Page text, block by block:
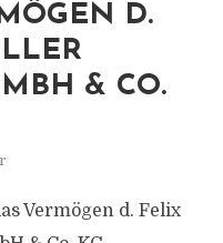
D.
& CO.
Vermögen d. Felix